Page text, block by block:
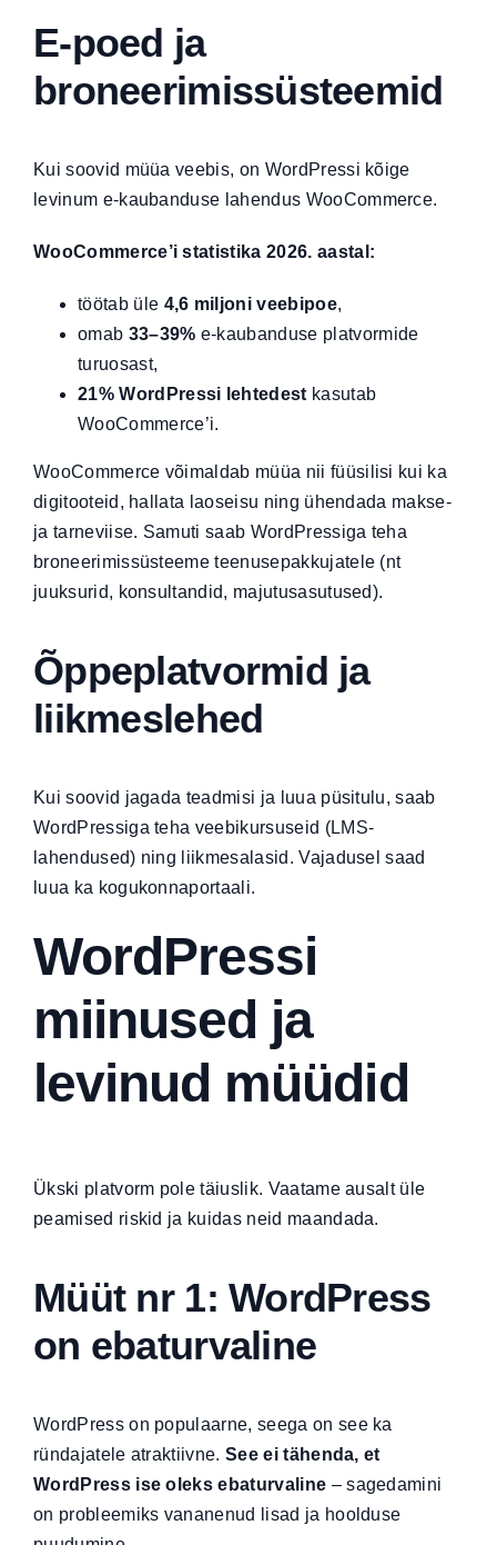
E-poed ja
broneerimissüsteemid
Kui soovid müüa veebis, on WordPressi kõige
levinum e-kaubanduse lahendus WooCommerce.
WooCommerce’i statistika 2026. aastal:
töötab üle 4,6 miljoni veebipoe,
omab 33–39% e-kaubanduse platvormide
turuosast,
21% WordPressi lehtedest kasutab
WooCommerce’i.
WooCommerce võimaldab müüa nii füüsilisi kui ka
digitooteid, hallata laoseisu ning ühendada makse-
ja tarneviise. Samuti saab WordPressiga teha
broneerimissüsteeme teenusepakkujatele (nt
juuksurid, konsultandid, majutusasutused).
Õppeplatvormid ja
liikmeslehed
Kui soovid jagada teadmisi ja luua püsitulu, saab
WordPressiga teha veebikursuseid (LMS-
lahendused) ning liikmesalasid. Vajadusel saad
luua ka kogukonnaportaali.
WordPressi
miinused ja
levinud müüdid
Ükski platvorm pole täiuslik. Vaatame ausalt üle
peamised riskid ja kuidas neid maandada.
Müüt nr 1: WordPress
on ebaturvaline
WordPress on populaarne, seega on see ka
ründajatele atraktiivne.See ei tähenda, et
WordPress ise oleks ebaturvaline – sagedamini
on probleemiks vananenud lisad ja hoolduse